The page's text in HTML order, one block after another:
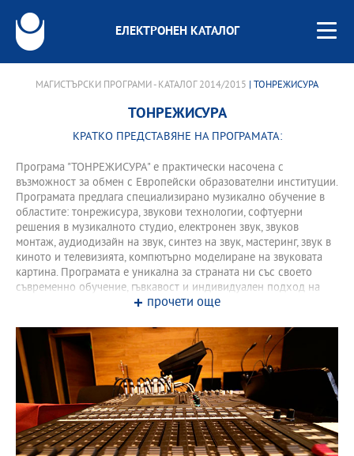
ЕЛЕКТРОНЕН КАТАЛОГ
МАГИСТЪРСКИ ПРОГРАМИ - КАТАЛОГ 2014/2015 | ТОНРЕЖИСУРА
ТОНРЕЖИСУРА
КРАТКО ПРЕДСТАВЯНЕ НА ПРОГРАМАТА:
Програма "ТОНРЕЖИСУРА" е практически насочена с
възможност за обмен с Европейски образователни институции.
Програмата предлага специализирано музикално обучение в
областите: тонрежисура, звукови технологии, софтуерни
решения в музикалното студио, електронен звук, звуков
монтаж, аудиодизайн на звук, синтез на звук, мастеринг, звук в
киното и телевизията, компютърно моделиране на звуковата
картина. Програмата е уникална за страната ни със своето
съвременно обучение, гъвкавост и индивидуален подход на
преподаване. Програмата периодично се обновява.
кадрите, са допълнителен стимул за непрекъснатото въведение
на новите технологии и връзката с научните открития в
учебния процес. През 2014 година програмата получи отлична
акредитация за шест годишен период.
прочети още